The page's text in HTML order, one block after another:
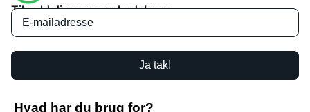
Tilmeld dig vores nyhedsbrev
Ja tak!
Hvad har du brug for?